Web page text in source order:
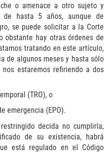
de Salud
Compensación A los
Cheques
Seguro de Auto
Tarjeta de Crédito
o amenace a otro sujeto y
de hasta 5 años, aunque de
se puede solicitar a la Corte
obstante hay otras órdenes de
tratando en este artículo,
de algunos meses y hasta sólo
estaremos refiriendo a dos
(TRO), o
emergencia (EPO).
decida no cumplirla,
de su existencia, habrá
está regulado en el Código